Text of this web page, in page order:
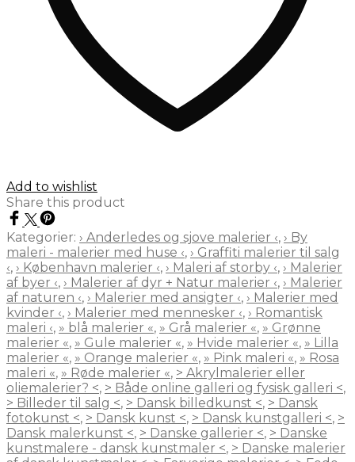
Add to wishlist
Share this product
Kategorier: › Anderledes og sjove malerier ‹, › By
maleri - malerier med huse ‹, › Graffiti malerier til salg
‹, › København malerier ‹, › Maleri af storby ‹, › Malerier
af byer ‹, › Malerier af dyr + Natur malerier ‹, › Malerier
af naturen ‹, › Malerier med ansigter ‹, › Malerier med
kvinder ‹, › Malerier med mennesker ‹, › Romantisk
maleri ‹, » blå malerier «, » Grå malerier «, » Grønne
malerier «, » Gule malerier «, » Hvide malerier «, » Lilla
malerier «, » Orange malerier «, » Pink maleri «, » Rosa
maleri «, » Røde malerier «, > Akrylmalerier eller
oliemalerier? <, > Både online galleri og fysisk galleri <,
> Billeder til salg <, > Dansk billedkunst <, > Dansk
fotokunst <, > Dansk kunst <, > Dansk kunstgalleri <, >
Dansk malerkunst <, > Danske gallerier <, > Danske
kunstmalere - dansk kunstmaler <, > Danske malerier